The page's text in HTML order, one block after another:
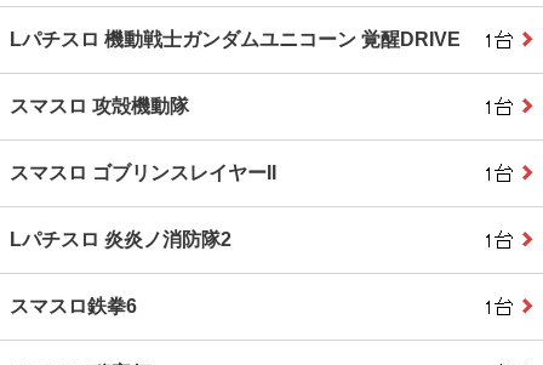
Lパチスロ 機動戦士ガンダムユニコーン 覚醒DRIVE
スマスロ 攻殻機動隊
スマスロ ゴブリンスレイヤーII
Lパチスロ 炎炎ノ消防隊2
スマスロ鉄拳6